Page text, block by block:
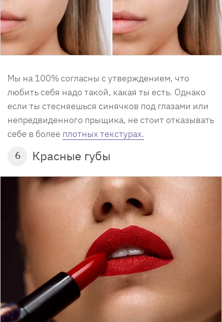
Мы на 100% согласны с утверждением, что
любить себя надо такой, какая ты есть. Однако
если ты стесняешься синячков под глазами или
непредвиденного прыщика, не стоит отказывать
себе в более плотных текстурах.
6 Красные губы